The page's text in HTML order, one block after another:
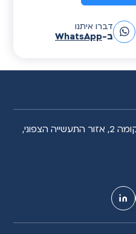
r
i
דברו איתנו
ב-WhatsApp
היוצרים 3, כניסה B, קומה 2, אזור התעשייה הצפוני,